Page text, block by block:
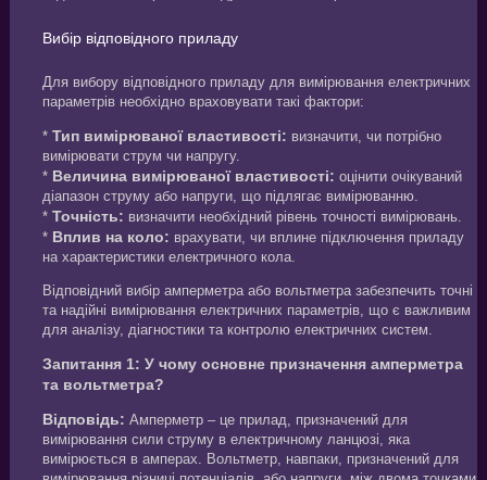
Вибір відповідного приладу
Для вибору відповідного приладу для вимірювання електричних
параметрів необхідно враховувати такі фактори:
* Тип вимірюваної властивості: визначити, чи потрібно
вимірювати струм чи напругу.
* Величина вимірюваної властивості: оцінити очікуваний
діапазон струму або напруги, що підлягає вимірюванню.
* Точність: визначити необхідний рівень точності вимірювань.
* Вплив на коло: врахувати, чи вплине підключення приладу
на характеристики електричного кола.
Відповідний вибір амперметра або вольтметра забезпечить точні
та надійні вимірювання електричних параметрів, що є важливим
для аналізу, діагностики та контролю електричних систем.
Запитання 1: У чому основне призначення амперметра
та вольтметра?
Відповідь: Амперметр – це прилад, призначений для
вимірювання сили струму в електричному ланцюзі, яка
вимірюється в амперах. Вольтметр, навпаки, призначений для